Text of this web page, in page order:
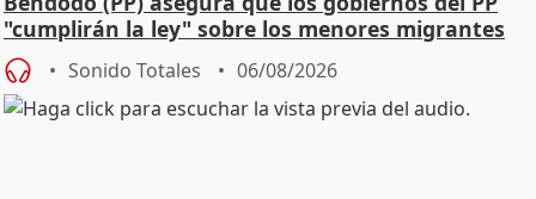
"cumplirán la ley" sobre los menores migrantes
Sonido Totales 06/08/2026